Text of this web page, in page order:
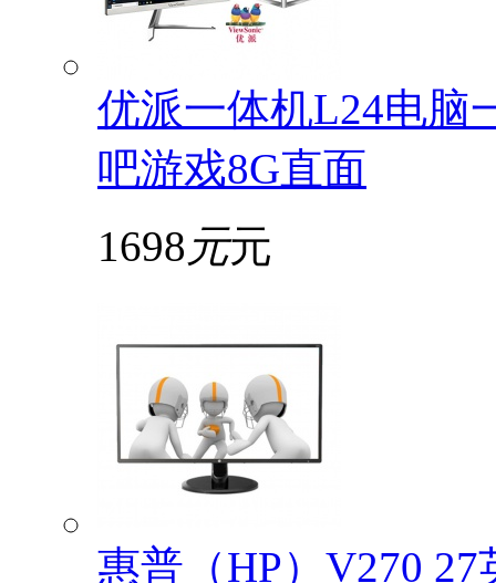
优派一体机L24电脑
吧游戏8G直面
1698 元元
惠普（HP）V270